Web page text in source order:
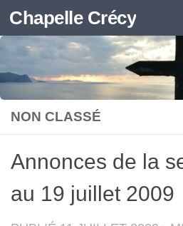
Skip to content
Chapelle Crécy
NON CLASSÉ
Annonces de la
au 19 juillet 2009